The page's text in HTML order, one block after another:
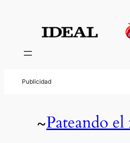
~Pateando